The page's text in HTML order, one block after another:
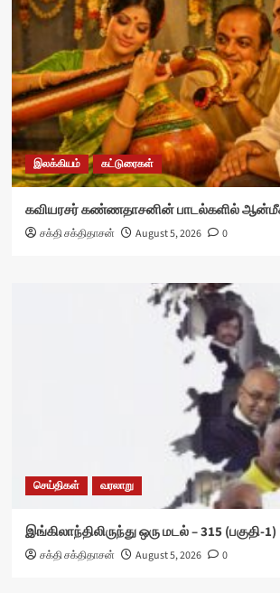
இலக்கியம் கட்டுரைகள்
கவியரசர் கண்ணதாசனின் பாடல்களில்
சக்தி சக்திதாசன் August 5, 2026 0
செய்திகள் வரலாறு
இங்கிலாந்திலிருந்து ஒரு மடல் – 315 (பகுதி-1)
சக்தி சக்திதாசன் August 5, 2026 0